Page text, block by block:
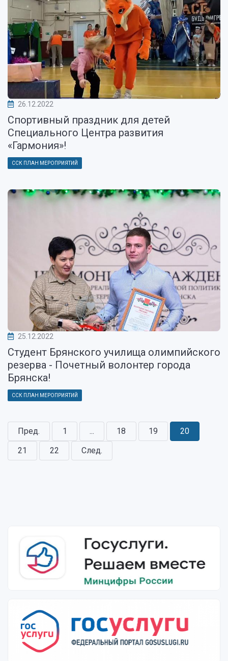
26.12.2022
Спортивный праздник для детей
Специального Центра развития
«Гармония»!
ССК ПЛАН МЕРОПРИЯТИЙ
25.12.2022
Студент Брянского училища олимпийского
резерва - Почетный волонтер города
Брянска!
ССК ПЛАН МЕРОПРИЯТИЙ
Пред. 1 ... 18 19
20
21
22 След.